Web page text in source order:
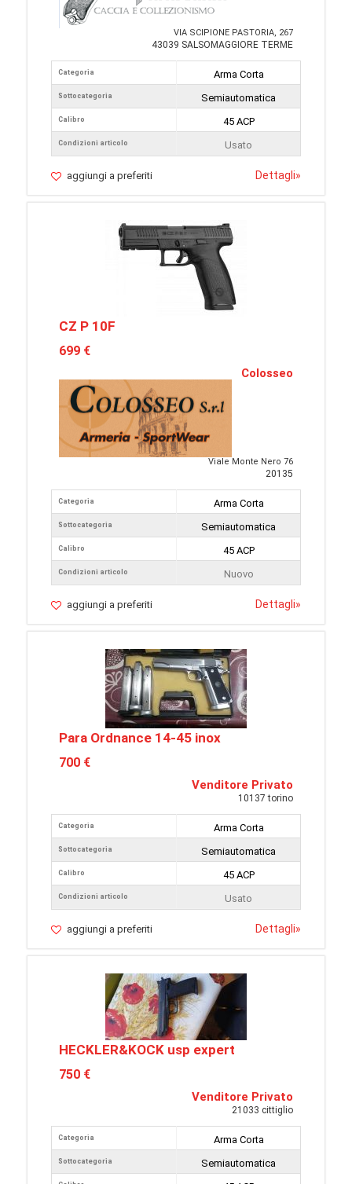
VIA SCIPIONE PASTORIA, 267
43039 SALSOMAGGIORE TERME
Categoria
Sottocategoria
Calibro
Condizioni articolo
Arma Corta
Semiautomatica
45 ACP
Usato
aggiungi a preferiti Dettagli»
CZ P 10F
699 €
Colosseo
Viale Monte Nero 76
20135
Categoria
Sottocategoria
Calibro
Condizioni articolo
Arma Corta
Semiautomatica
45 ACP
Nuovo
aggiungi a preferiti Dettagli»
Para Ordnance 14-45 inox
700 €
Venditore Privato
10137 torino
Categoria
Sottocategoria
Calibro
Condizioni articolo
Arma Corta
Semiautomatica
45 ACP
Usato
aggiungi a preferiti Dettagli»
HECKLER&KOCK usp expert
750 €
Venditore Privato
21033 cittiglio
Categoria
Sottocategoria
Arma Corta
Semiautomatica